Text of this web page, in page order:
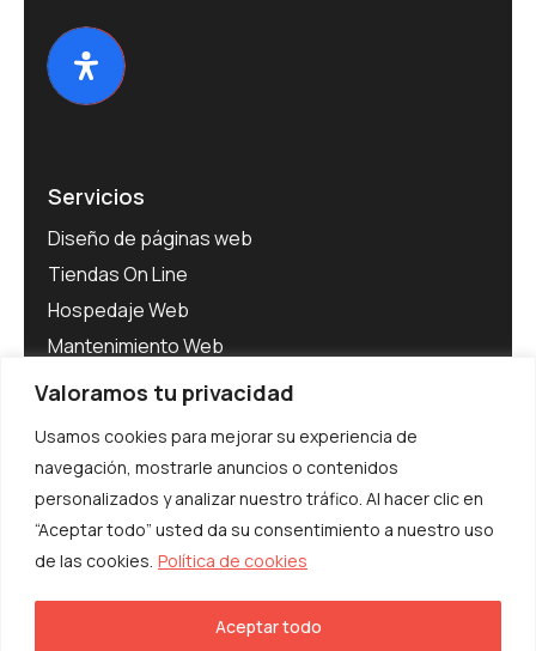
Valoramos tu privacidad
Usamos cookies para mejorar su experiencia de
navegación, mostrarle anuncios o contenidos
personalizados y analizar nuestro tráfico. Al hacer clic en
“Aceptar todo” usted da su consentimiento a nuestro uso
de las cookies. Política de cookies
Aceptar todo
Servicios
Diseño de páginas web
Tiendas On Line
Hospedaje Web
Mantenimiento Web
Software para Empresas
© Interibérica 2025. Todos los derechos
reservados